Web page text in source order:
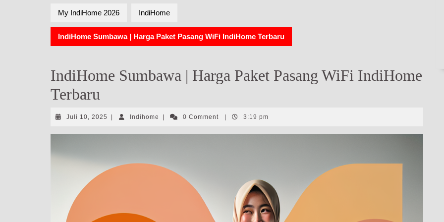
My IndiHome 2026 IndiHome
IndiHome Sumbawa | Harga Paket Pasang WiFi IndiHome Terbaru
IndiHome Sumbawa | Harga Paket Pasang WiFi IndiHome
Terbaru
Juli 10, 2025 Juli
2025
Indihome Indihome0 Comment 3:19 pm